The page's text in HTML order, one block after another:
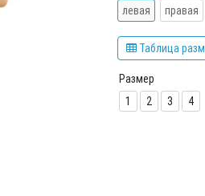
левая
правая
Таблица
Размер
1
2 3 4